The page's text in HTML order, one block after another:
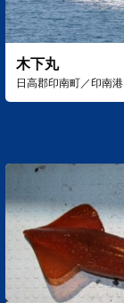
木下丸
日高郡印南町／印南港